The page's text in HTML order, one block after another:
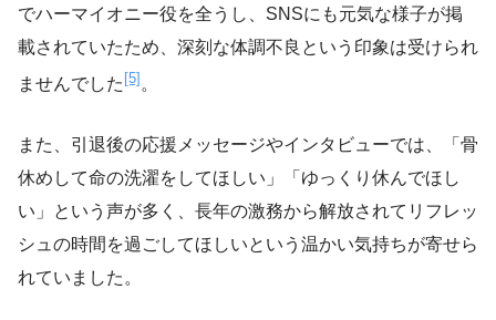
でハーマイオニー役を全うし、SNSにも元気な様子が掲
載されていたため、深刻な体調不良という印象は受けられ
ませんでした [5] 。
また、引退後の応援メッセージやインタビューでは、「骨
休めして命の洗濯をしてほしい」「ゆっくり休んでほし
い」という声が多く、長年の激務から解放されてリフレッ
シュの時間を過ごしてほしいという温かい気持ちが寄せら
れていました。